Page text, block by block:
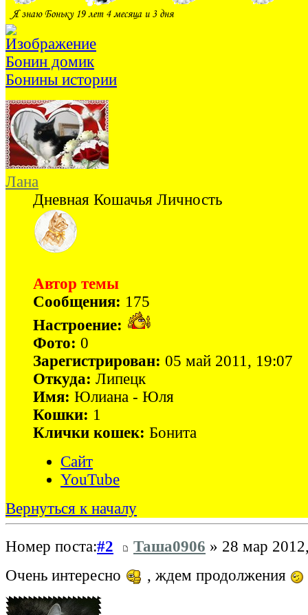
Бонин домик
Бонины истории
Лана
Дневная Кошачья Личность
Автор темы
Сообщения: 175
Настроение:
Фото: 0
Зарегистрирован: 05 май 2011, 19:07
Откуда: Липецк
Имя: Юлиана - Юля
Кошки: 1
Клички кошек: Бонита
Сайт
YouTube
Вернуться к началу
Номер поста:#2 Таша0906 » 28 мар
Очень интересно
, ждем продолжения